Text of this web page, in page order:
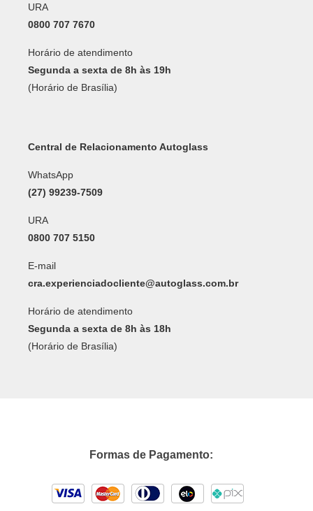
URA
0800 707 7670
Horário de atendimento
Segunda a sexta de 8h às 19h
(Horário de Brasília)
Central de Relacionamento Autoglass
WhatsApp
(27) 99239-7509
URA
0800 707 5150
E-mail
cra.experienciadocliente@autoglass.com.br
Horário de atendimento
Segunda a sexta de 8h às 18h
(Horário de Brasília)
Formas de Pagamento: